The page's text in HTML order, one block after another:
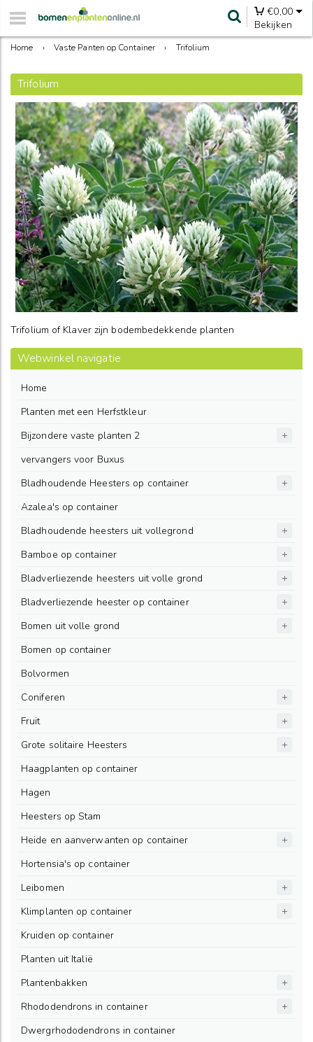
€0,00
Bekijken
Home › Vaste Panten op Container › Trifolium
Trifolium
Trifolium of Klaver zijn bodembedekkende planten
Webwinkel navigatie
Home
Planten met een Herfstkleur
Bijzondere vaste planten 2
vervangers voor Buxus
Bladhoudende Heesters op container
Azalea's op container
Bladhoudende heesters uit vollegrond
Bamboe op container
Bladverliezende heesters uit volle grond
Bladverliezende heester op container
Bomen uit volle grond
Bomen op container
Bolvormen
Coniferen
Fruit
Grote solitaire Heesters
Haagplanten op container
Hagen
Heesters op Stam
Heide en aanverwanten op container
Hortensia's op container
Leibomen
Klimplanten op container
Kruiden op container
Planten uit Italië
Plantenbakken
Rhododendrons in container
Dwergrhododendrons in container